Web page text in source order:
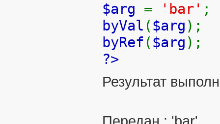
$arg = 'bar' ;
byVal ($arg );
byRef ($arg );
?>
Результат